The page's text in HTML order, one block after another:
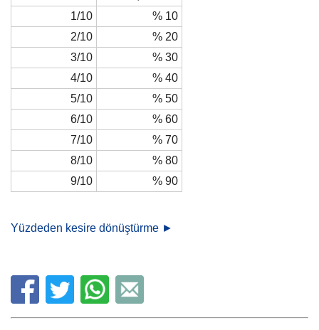
1/10
% 10
2/10
% 20
3/10
% 30
4/10
% 40
5/10
% 50
6/10
% 60
7/10
% 70
8/10
% 80
9/10
% 90
Yüzdeden kesire dönüştürme ►